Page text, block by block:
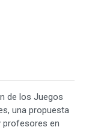
de los Juegos
una propuesta
profesores en